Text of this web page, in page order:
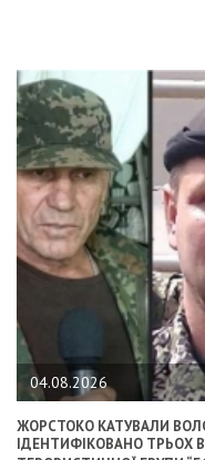
04.08.2026
ЖОРСТОКО КАТУВАЛИ
ІДЕНТИФІКОВАНО ТРЬОХ